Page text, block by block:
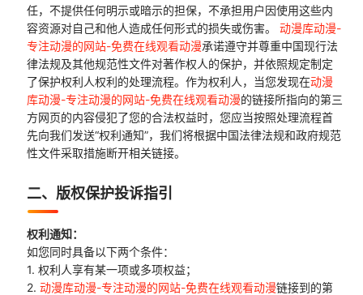
任，不提供任何明示或暗示的担保，不承担用户因使用这些内
容资源对自己和他人造成任何形式的损失或伤害。 动漫库动漫-
专注动漫的网站-免费在线观看动漫承诺遵守并尊重中国现行法
律法规及其他规范性文件对著作权人的保护，并依照规定制定
了保护权利人权利的处理流程。作为权利人，当您发现在动漫
库动漫-专注动漫的网站-免费在线观看动漫的链接所指向的第三
方网页的内容侵犯了您的合法权益时，您应当按照处理流程首
先向我们发送“权利通知”，我们将根据中国法律法规和政府规范
性文件采取措施断开相关链接。
二、版权保护投诉指引
权利通知：
如您同时具备以下两个条件：
1. 权利人享有某一项或多项权益；
2. 动漫库动漫-专注动漫的网站-免费在线观看动漫链接到的第